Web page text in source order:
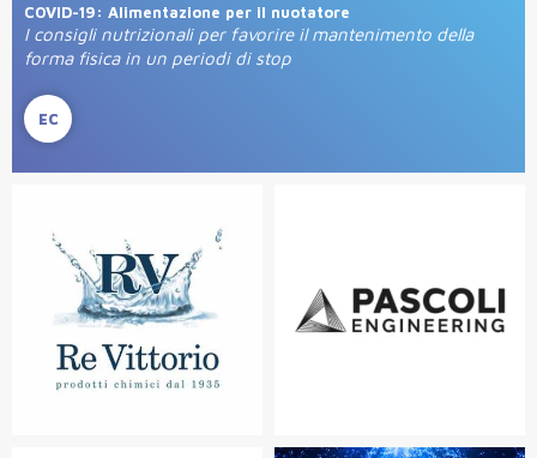
COVID-19: Alimentazione per il nuotatore
I consigli nutrizionali per favorire il mantenimento della
forma fisica in un periodi di stop
EC